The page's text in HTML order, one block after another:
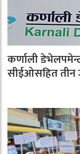
कर्णाली
सीईओसहित तीन